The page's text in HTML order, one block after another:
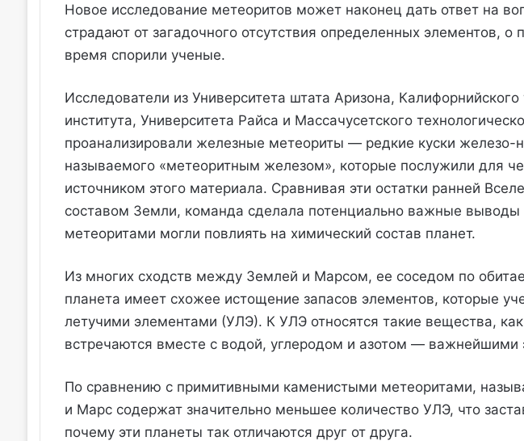
Новое исследование метеоритов может наконец дать ответ на
страдают от загадочного отсутствия определенных элементов, о
время спорили ученые.
Исследователи из Университета штата Аризона, Калифорнийского
института, Университета Райса и Массачусетского
проанализировали железные метеориты — редкие куски железо-
называемого «метеоритным железом», которые послужили для
источником этого материала. Сравнивая эти остатки ранней
составом Земли, команда сделала потенциально важные выводы
метеоритами могли повлиять на химический состав планет.
Из многих сходств между Землей и Марсом, ее соседом по
планета имеет схожее истощение запасов элементов, которые
летучими элементами (УЛЭ). К УЛЭ относятся такие вещества,
встречаются вместе с водой, углеродом и азотом —
По сравнению с примитивными каменистыми метеоритами,
и Марс содержат значительно меньшее количество УЛЭ, что
почему эти планеты так отличаются друг от друга.